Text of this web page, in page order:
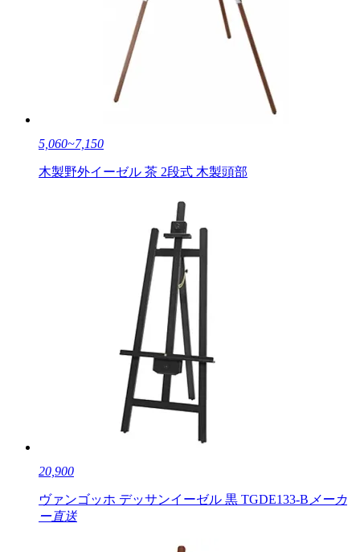
5,060~7,150
木製野外イーゼル 茶 2段式 木製頭部
20,900
ヴァンゴッホ デッサンイーゼル 黒 TGDE133-B メーカ
ー直送